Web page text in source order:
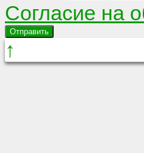
Согласие на
Отправить
↑